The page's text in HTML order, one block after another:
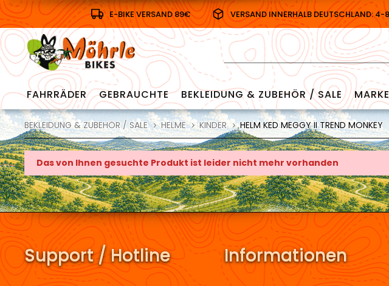
E-BIKE VERSAND 89€ VERSAND INNERHALB DEUTSCHLAND: 4-
FAHRRÄDER GEBRAUCHTE BEKLEIDUNG & ZUBEHÖR / SALE
BEKLEIDUNG & ZUBEHÖR / SALE HELME KINDER HELM KED MEGGY II TREND MONKEY
Das von Ihnen gesuchte Produkt ist leider nicht mehr vorhanden
Support / Hotline Informationen